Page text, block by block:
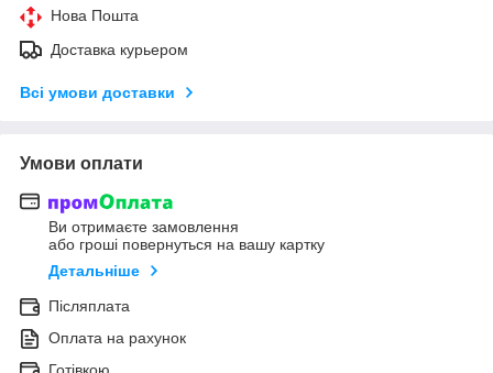
Нова Пошта
Доставка курьером
Всі умови доставки
Умови оплати
Ви отримаєте замовлення
або гроші повернуться на вашу картку
Детальніше
Післяплата
Оплата на рахунок